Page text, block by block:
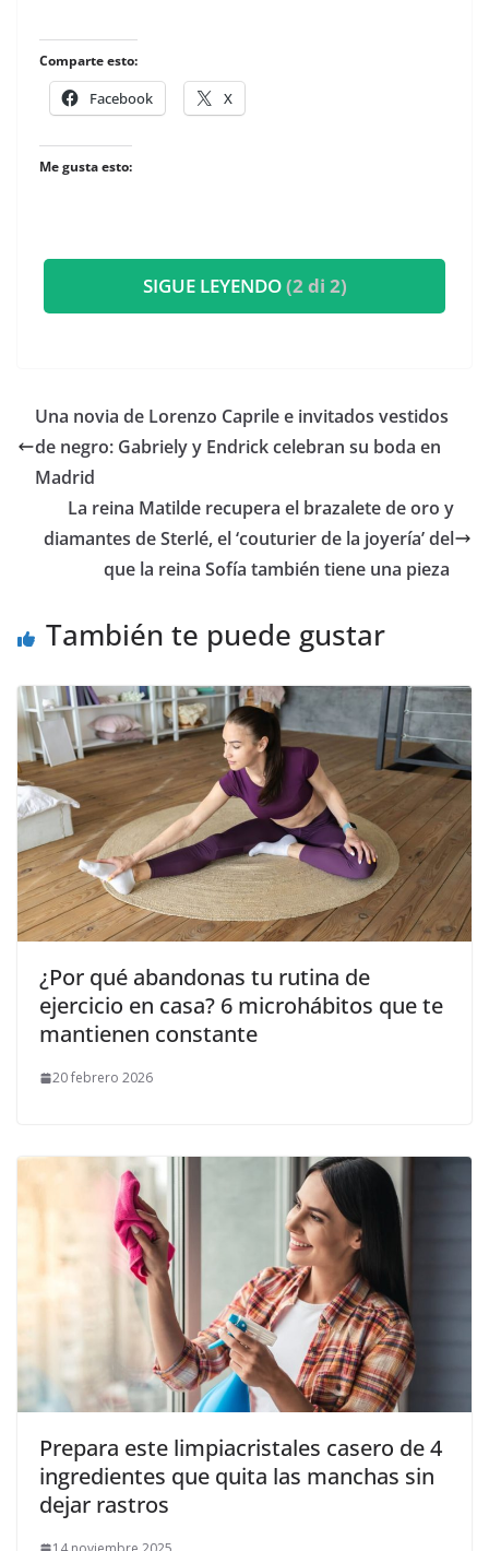
Comparte esto:
Facebook X
Me gusta esto:
SIGUE LEYENDO(2 di 2)
​Una novia de Lorenzo Caprile e invitados vestidos
de negro: Gabriely y Endrick celebran su boda en
Madrid
​La reina Matilde recupera el brazalete de oro y
diamantes de Sterlé, el ‘couturier de la joyería’ del
que la reina Sofía también tiene una pieza
También te puede gustar
¿Por qué abandonas tu rutina de
ejercicio en casa? 6 microhábitos que te
mantienen constante
20 febrero 2026
Prepara este limpiacristales casero de 4
ingredientes que quita las manchas sin
dejar rastros